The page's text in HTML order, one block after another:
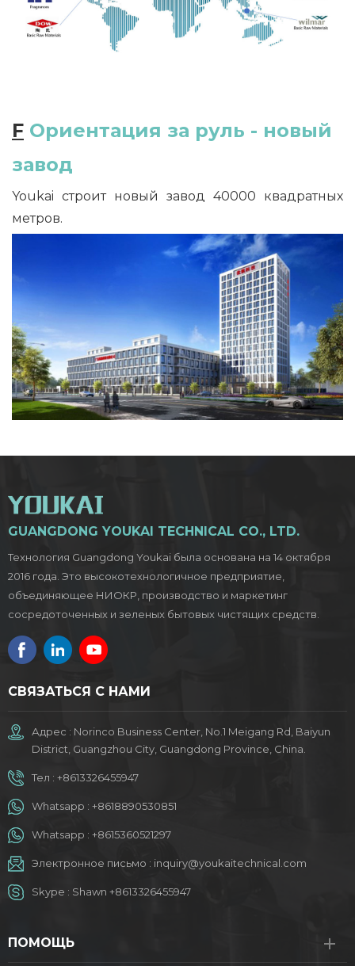
F Ориентация за руль - новый
завод
Youkai строит новый завод 40000 квадратных
метров.
GUANGDONG YOUKAI TECHNICAL CO., LTD.
Технология Guangdong Youkai была основана на 14 октября
2016 года. Это высокотехнологичное предприятие,
объединяющее НИОКР, производство и маркетинг
сосредоточенных и зеленых бытовых чистящих средств.
СВЯЗАТЬСЯ С НАМИ
Адрес : Norinco Business Center, No.1 Meigang Rd, Baiyun
District, Guangzhou City, Guangdong Province, China.
Тел : +8613326455947
Whatsapp : +8618890530851
Whatsapp : +8615360521297
Электронное письмо : inquiry@youkaitechnical.com
Skype : Shawn +8613326455947
ПОМОЩЬ